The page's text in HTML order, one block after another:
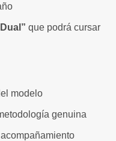
que podrá cursar
modelo
genuina